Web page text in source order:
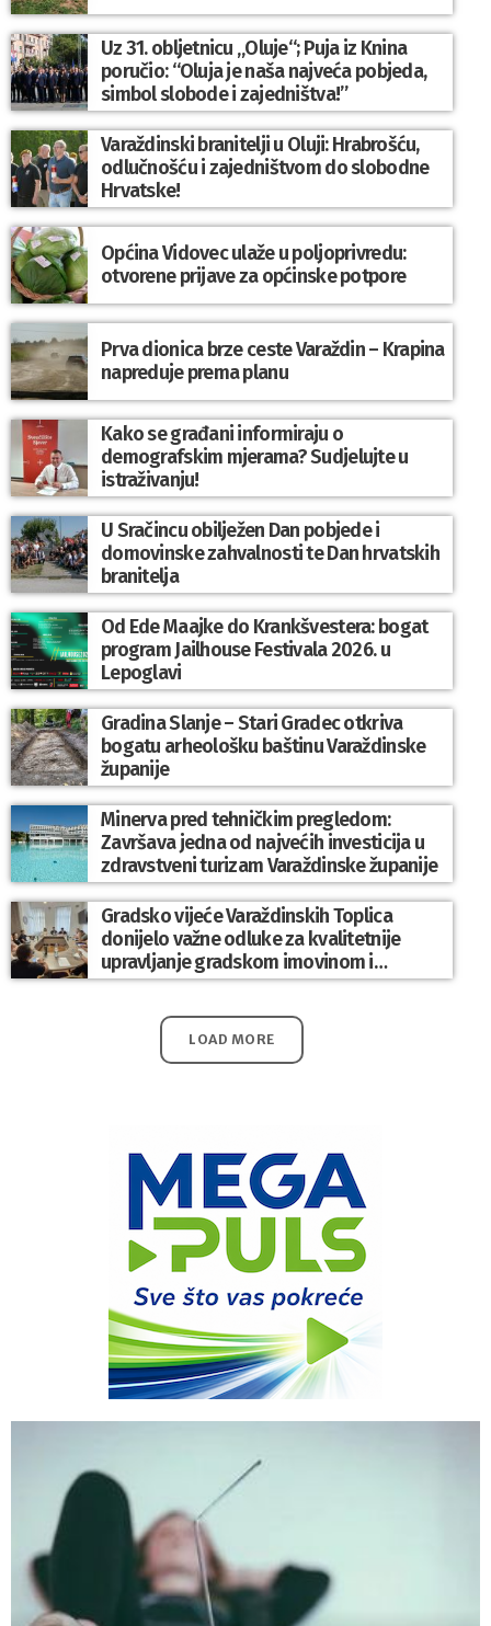
Uz 31. obljetnicu „Oluje“; Puja iz Knina
poručio: “Oluja je naša najveća pobjeda,
simbol slobode i zajedništva!”
Varaždinski branitelji u Oluji: Hrabrošću,
odlučnošću i zajedništvom do slobodne
Hrvatske!
Općina Vidovec ulaže u poljoprivredu:
otvorene prijave za općinske potpore
Prva dionica brze ceste Varaždin – Krapina
napreduje prema planu
Kako se građani informiraju o
demografskim mjerama? Sudjelujte u
istraživanju!
U Sračincu obilježen Dan pobjede i
domovinske zahvalnosti te Dan hrvatskih
branitelja
Od Ede Maajke do Krankšvestera: bogat
program Jailhouse Festivala 2026. u
Lepoglavi
Gradina Slanje – Stari Gradec otkriva
bogatu arheološku baštinu Varaždinske
županije
Minerva pred tehničkim pregledom:
Završava jedna od najvećih investicija u
zdravstveni turizam Varaždinske županije
Gradsko vijeće Varaždinskih Toplica
donijelo važne odluke za kvalitetnije
upravljanje gradskom imovinom i
komunalnim sustavom
LOAD MORE